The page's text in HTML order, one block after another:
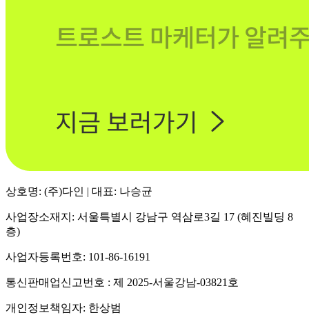
상호명: (주)다인 | 대표: 나승균
사업장소재지: 서울특별시 강남구 역삼로3길 17 (혜진빌딩 8
층)
사업자등록번호: 101-86-16191
통신판매업신고번호 : 제 2025-서울강남-03821호
개인정보책임자: 한상범